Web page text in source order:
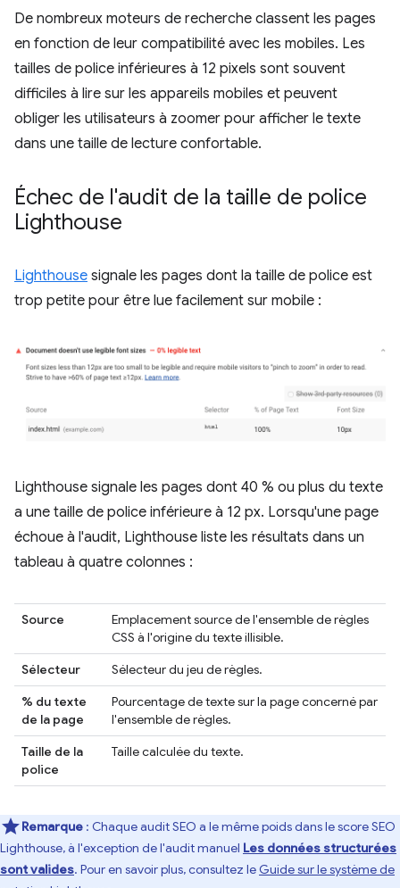
De nombreux moteurs de recherche classent les pages
en fonction de leur compatibilité avec les mobiles. Les
tailles de police inférieures à 12 pixels sont souvent
difficiles à lire sur les appareils mobiles et peuvent
obliger les utilisateurs à zoomer pour afficher le texte
dans une taille de lecture confortable.
Échec de l'audit de la taille de police
Lighthouse
Lighthouse signale les pages dont la taille de police est
trop petite pour être lue facilement sur mobile :
Lighthouse signale les pages dont 40 % ou plus du texte
a une taille de police inférieure à 12 px. Lorsqu'une page
échoue à l'audit, Lighthouse liste les résultats dans un
tableau à quatre colonnes :
Source
Emplacement source de l'ensemble de règles
CSS à l'origine du texte illisible.
Sélecteur
Sélecteur du jeu de règles.
% du texte
de la page
Pourcentage de texte sur la page concerné par
l'ensemble de règles.
Taille de la
police
Taille calculée du texte.
Remarque : Chaque audit SEO a le même poids dans le score SEO
Lighthouse, à l'exception de l'audit manuel Les données structurées
sont valides. Pour en savoir plus, consultez le Guide sur le système de